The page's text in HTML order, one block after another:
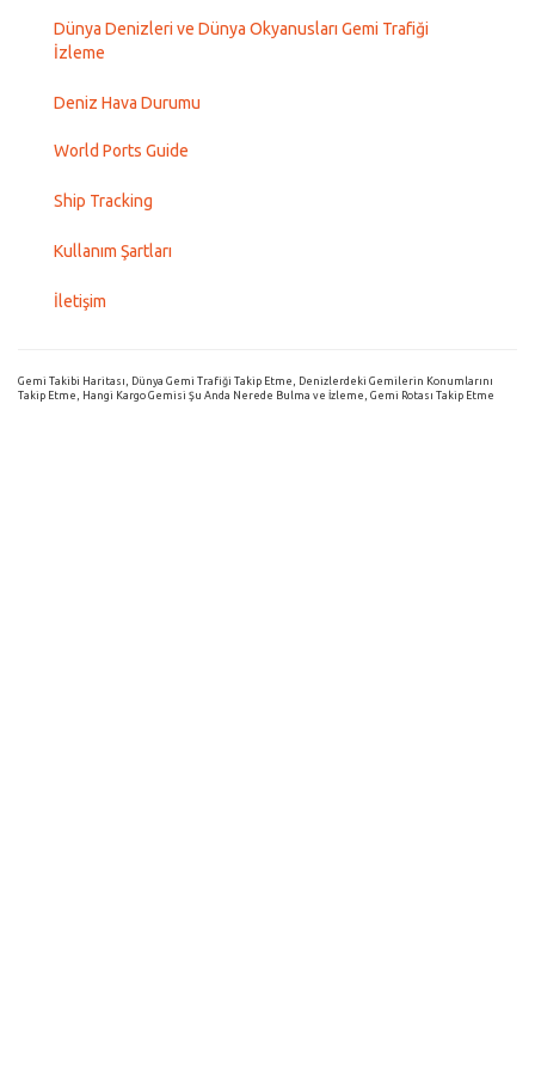
Dünya Denizleri ve Dünya Okyanusları Gemi Trafiği
İzleme
Deniz Hava Durumu
World Ports Guide
Ship Tracking
Kullanım Şartları
İletişim
Gemi Takibi Haritası, Dünya Gemi Trafiği Takip Etme, Denizlerdeki Gemilerin Konumlarını
Takip Etme, Hangi Kargo Gemisi Şu Anda Nerede Bulma ve İzleme, Gemi Rotası Takip Etme